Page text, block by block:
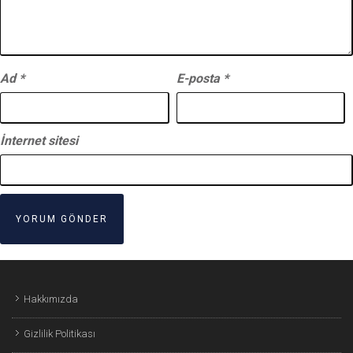
Ad * E-posta *
İnternet sitesi
Hakkımızda
Gizlilik Politikası